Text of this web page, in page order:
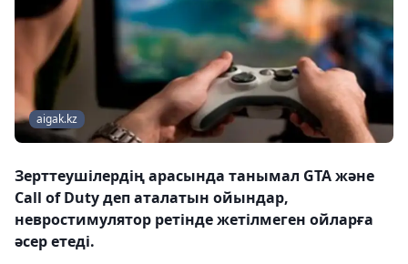
aigak.kz
Зерттеушілердің арасында танымал GTA және
Call of Duty деп аталатын ойындар,
невростимулятор ретінде жетілмеген ойларға
әсер етеді.